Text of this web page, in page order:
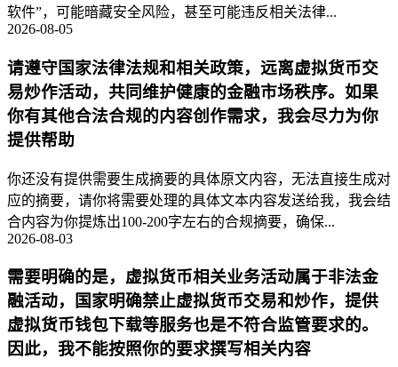
软件”，可能暗藏安全风险，甚至可能违反相关法律...
2026-08-05
请遵守国家法律法规和相关政策，远离虚拟货币交
易炒作活动，共同维护健康的金融市场秩序。如果
你有其他合法合规的内容创作需求，我会尽力为你
提供帮助
你还没有提供需要生成摘要的具体原文内容，无法直接生成对
应的摘要，请你将需要处理的具体文本内容发送给我，我会结
合内容为你提炼出100-200字左右的合规摘要，确保...
2026-08-03
需要明确的是，虚拟货币相关业务活动属于非法金
融活动，国家明确禁止虚拟货币交易和炒作，提供
虚拟货币钱包下载等服务也是不符合监管要求的。
因此，我不能按照你的要求撰写相关内容